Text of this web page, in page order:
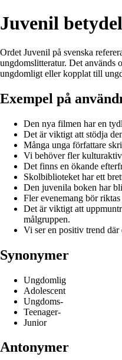
Juvenil
Ordet Juvenil på svenska
ungdomslitteratur. Det används
ungdomligt eller kopplat till
Exempel på
Den nya filmen har en
Det är viktigt att stödja
Många unga författare
Vi behöver fler
Det finns en ökande
Skolbiblioteket har ett
Den juvenila boken har
Fler evenemang bör
Det är viktigt att
målgruppen.
Vi ser en positiv trend
Synonymer
Ungdomlig
Adolescent
Ungdoms-
Teenager-
Junior
Antonymer